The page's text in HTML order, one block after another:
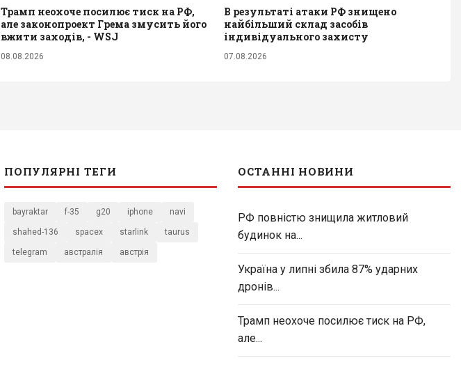
Трамп неохоче посилює тиск на РФ,
але законопроект Грема змусить його
вжити заходів, - WSJ
08.08.2026
В результаті атаки РФ знищено
найбільший склад засобів
індивідуального захисту
07.08.2026
ПОПУЛЯРНІ ТЕГИ
bayraktar f-35 g20 iphone navi
shahed-136 spacex starlink taurus
telegram австралія австрія
ОСТАННІ НОВИНИ
РФ повністю знищила житловий
будинок на...
Україна у липні збила 87% ударних
дронів...
Трамп неохоче посилює тиск на РФ,
але...